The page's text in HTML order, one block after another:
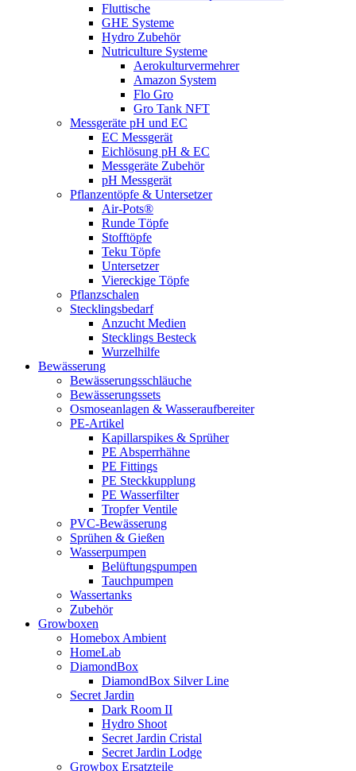
Fluttische
GHE Systeme
Hydro Zubehör
Nutriculture Systeme
Aerokulturvermehrer
Amazon System
Flo Gro
Gro Tank NFT
Messgeräte pH und EC
EC Messgerät
Eichlösung pH & EC
Messgeräte Zubehör
pH Messgerät
Pflanzentöpfe & Untersetzer
Air-Pots®
Runde Töpfe
Stofftöpfe
Teku Töpfe
Untersetzer
Viereckige Töpfe
Pflanzschalen
Stecklingsbedarf
Anzucht Medien
Stecklings Besteck
Wurzelhilfe
Bewässerung
Bewässerungsschläuche
Bewässerungssets
Osmoseanlagen & Wasseraufbereiter
PE-Artikel
Kapillarspikes & Sprüher
PE Absperrhähne
PE Fittings
PE Steckkupplung
PE Wasserfilter
Tropfer Ventile
PVC-Bewässerung
Sprühen & Gießen
Wasserpumpen
Belüftungspumpen
Tauchpumpen
Wassertanks
Zubehör
Growboxen
Homebox Ambient
HomeLab
DiamondBox
DiamondBox Silver Line
Secret Jardin
Dark Room II
Hydro Shoot
Secret Jardin Cristal
Secret Jardin Lodge
Growbox Ersatzteile